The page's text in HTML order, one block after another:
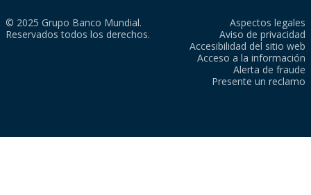
© 2025 Grupo Banco Mundial.
Reservados todos los derechos.
Aspectos legales
Aviso de privacidad
Accesibilidad del sitio web
Acceso a la información
Alerta de fraude
Presente un reclamo